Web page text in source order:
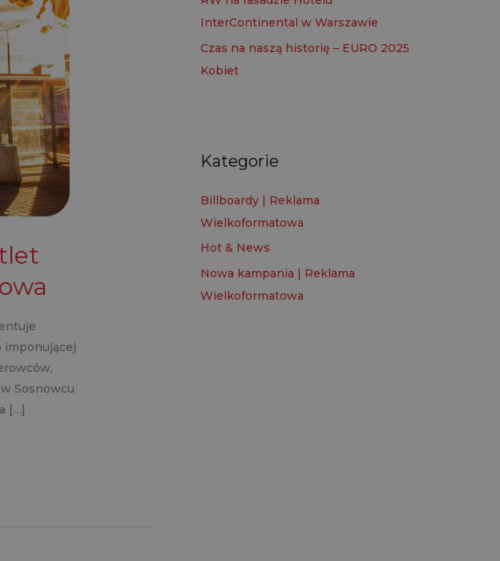
imponującej
Sosnowcu
[…]
InterContinental w Warszawie
Czas na naszą historię – EURO 2025
Kobiet
Kategorie
Billboardy | Reklama
Wielkoformatowa
Hot & News
Nowa kampania | Reklama
Wielkoformatowa